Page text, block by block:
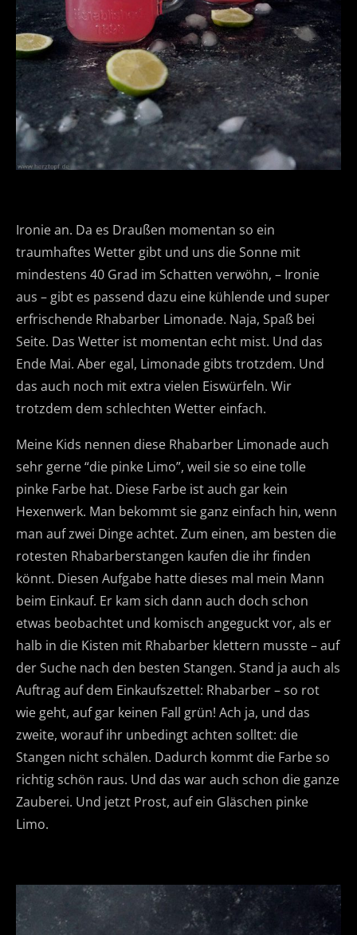
Ironie an. Da es Draußen momentan so ein
traumhaftes Wetter gibt und uns die Sonne mit
mindestens 40 Grad im Schatten verwöhn, – Ironie
aus – gibt es passend dazu eine kühlende und super
erfrischende Rhabarber Limonade. Naja, Spaß bei
Seite. Das Wetter ist momentan echt mist. Und das
Ende Mai. Aber egal, Limonade gibts trotzdem. Und
das auch noch mit extra vielen Eiswürfeln. Wir
trotzdem dem schlechten Wetter einfach.
Meine Kids nennen diese Rhabarber Limonade auch
sehr gerne “die pinke Limo”, weil sie so eine tolle
pinke Farbe hat. Diese Farbe ist auch gar kein
Hexenwerk. Man bekommt sie ganz einfach hin, wenn
man auf zwei Dinge achtet. Zum einen, am besten die
rotesten Rhabarberstangen kaufen die ihr finden
könnt. Diesen Aufgabe hatte dieses mal mein Mann
beim Einkauf. Er kam sich dann auch doch schon
etwas beobachtet und komisch angeguckt vor, als er
halb in die Kisten mit Rhabarber klettern musste – auf
der Suche nach den besten Stangen. Stand ja auch als
Auftrag auf dem Einkaufszettel: Rhabarber – so rot
wie geht, auf gar keinen Fall grün! Ach ja, und das
zweite, worauf ihr unbedingt achten solltet: die
Stangen nicht schälen. Dadurch kommt die Farbe so
richtig schön raus. Und das war auch schon die ganze
Zauberei. Und jetzt Prost, auf ein Gläschen pinke
Limo.